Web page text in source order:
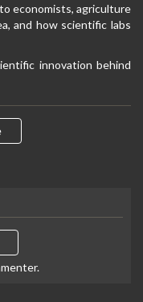
economists, agriculture
and how scientific labs
innovation behind